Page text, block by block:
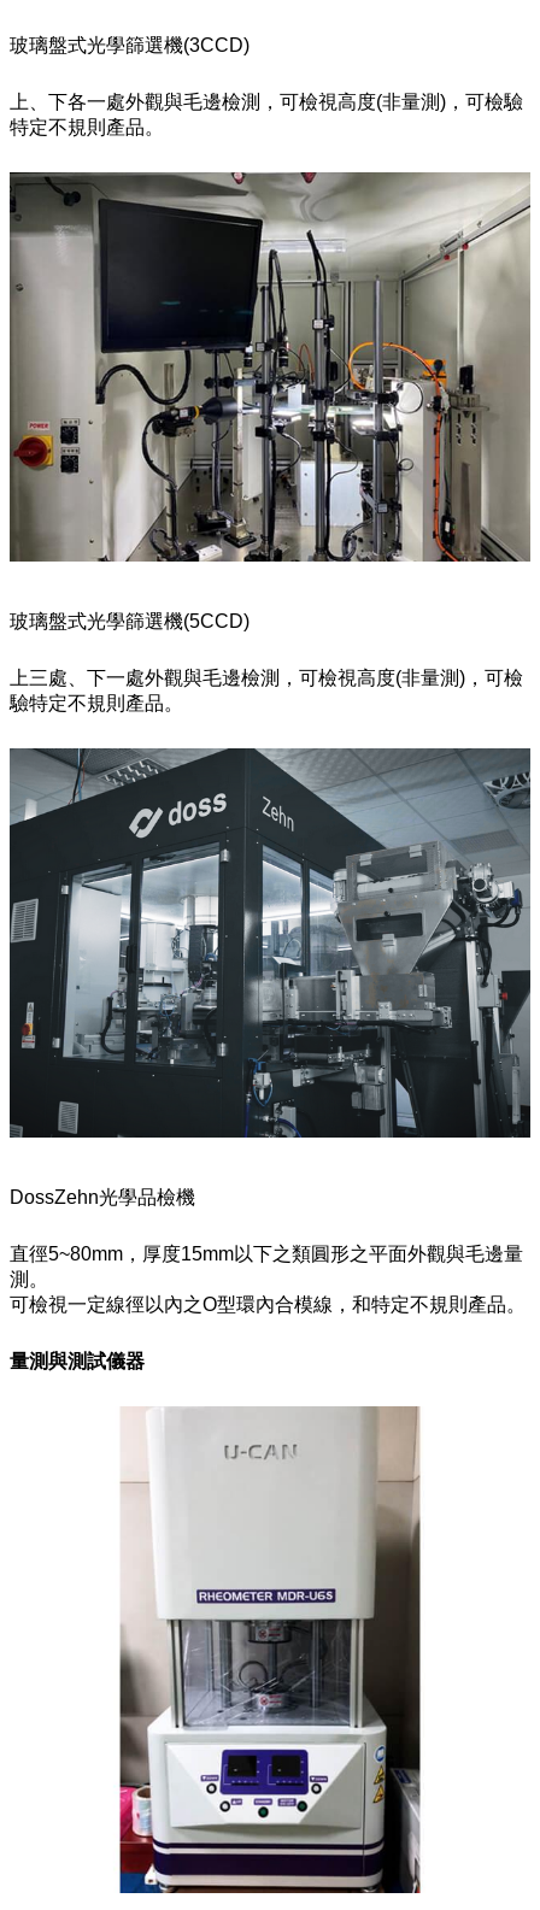
玻璃盤式光學篩選機(3CCD)
上、下各一處外觀與毛邊檢測，可檢視高度(非量測)，可檢驗
特定不規則產品。
玻璃盤式光學篩選機(5CCD)
上三處、下一處外觀與毛邊檢測，可檢視高度(非量測)，可檢
驗特定不規則產品。
DossZehn光學品檢機
直徑5~80mm，厚度15mm以下之類圓形之平面外觀與毛邊量
測。
可檢視一定線徑以內之O型環內合模線，和特定不規則產品。
量測與測試儀器